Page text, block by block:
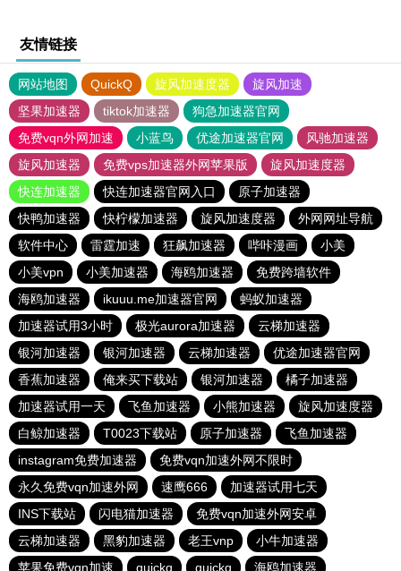
友情链接
网站地图 QuickQ 旋风加速度器
旋风加速
坚果加速器
tiktok加速器
狗急加速器官网
免费vqn外网加速
小蓝鸟 优途加速器官网
风驰加速器
旋风加速器
免费vps加速器外网苹果版
旋风加速度器
快连加速器
快连加速器官网入口
原子加速器
快鸭加速器
快柠檬加速器 旋风加速度器
外网网址导航
软件中心
雷霆加速 狂飙加速器 哔咔漫画
小美
小美vpn
小美加速器 海鸥加速器
免费跨墙软件
海鸥加速器
ikuuu.me加速器官网
蚂蚁加速器
加速器试用3小时
极光aurora加速器
云梯加速器
银河加速器
银河加速器 云梯加速器
优途加速器官网
香蕉加速器
俺来买下载站 银河加速器
橘子加速器
加速器试用一天
飞鱼加速器 小熊加速器
旋风加速度器
白鲸加速器
T0023下载站 原子加速器
飞鱼加速器
instagram免费加速器
免费vqn加速外网不限时
永久免费vqn加速外网
速鹰666
加速器试用七天
INS下载站
闪电猫加速器
免费vqn加速外网安卓
云梯加速器
黑豹加速器 老王vnp
小牛加速器
苹果免费vqn加速
quickq quickq 海鸥加速器